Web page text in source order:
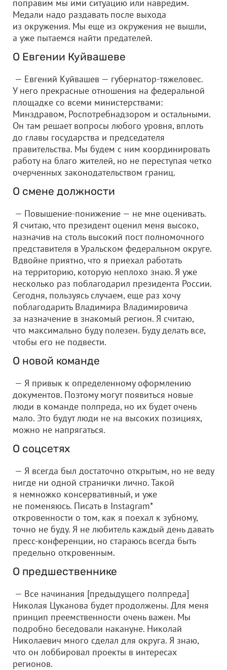
поправим мы ими ситуацию или навредим.
Медали надо раздавать после выхода
из окружения. Мы еще из окружения не вышли,
а уже пытаемся найти предателей.
О Евгении Куйвашеве
— Евгений Куйвашев — губернатор-тяжеловес.
У него прекрасные отношения на федеральной
площадке со всеми министерствами:
Минздравом, Роспотребнадзором и остальными.
Он там решает вопросы любого уровня, вплоть
до главы государства и председателя
правительства. Мы будем с ним координировать
работу на благо жителей, но не переступая четко
очерченных законодательством границ.
О смене должности
— Повышение-понижение — не мне оценивать.
Я считаю, что президент оценил меня высоко,
назначив на столь высокий пост полномочного
представителя в Уральском федеральном округе.
Вдвойне приятно, что я приехал работать
на территорию, которую неплохо знаю. Я уже
несколько раз поблагодарил президента России.
Сегодня, пользуясь случаем, еще раз хочу
поблагодарить Владимира Владимировича
за назначение в знакомый регион. Я считаю,
что максимально буду полезен. Буду делать все,
чтобы его не подвести.
О новой команде
— Я привык к определенному оформлению
документов. Поэтому могут появиться новые
люди в команде полпреда, но их будет очень
мало. Это будут люди не на высоких позициях,
можно не напрягаться.
О соцсетях
— Я всегда был достаточно открытым, но не веду
нигде ни одной странички лично. Такой
я немножко консервативный, и уже
не поменяюсь. Писать в Instagram*
откровенности о том, как я поехал к зубному,
точно не буду. Я не любитель каждый день давать
пресс-конференции, но стараюсь всегда быть
предельно откровенным.
О предшественнике
— Все начинания [предыдущего полпреда]
Николая Цуканова будет продолжены. Для меня
принцип преемственности очень важен. Мы
подробно беседовали накануне. Николай
Николаевич много сделал для округа. Я знаю,
что он лоббировал проекты в интересах
регионов.